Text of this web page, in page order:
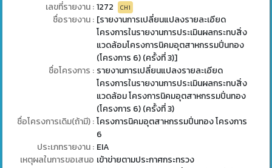
เลขที่รายงาน : 1272 CH1
ชื่อรายงาน : [รายงานการเปลี่ยนแปลงรายละเอียด
โครงการในรายงานการประเมินผลกระทบสิ่ง
แวดล้อมโครงการนิคมอุตสาหกรรมปิ่นทอง
(โครงการ 6) (ครั้งที่ 3)]
ชื่อโครงการ : รายงานการเปลี่ยนแปลงรายละเอียด
โครงการในรายงานการประเมินผลกระทบสิ่ง
แวดล้อม โครงการนิคมอุตสาหกรรมปิ่นทอง
(โครงการ 6) (ครั้งที่ 3)
ชื่อโครงการเดิม(ถ้ามี) : โครงการนิคมอุตสาหกรรมปิ่นทอง โครงการ
6
ประเภทรายงาน : EIA
เหตุผลในการขอเสนอ เข้าข่ายตามประกาศกระทรวง